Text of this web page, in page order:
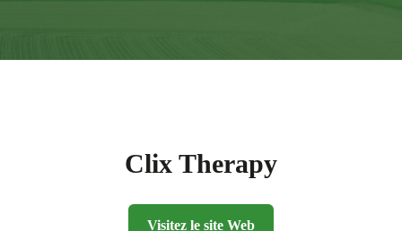
Clix Therapy
Visitez le site Web